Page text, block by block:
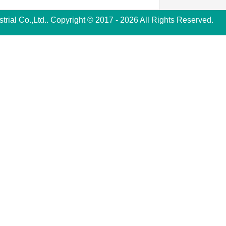
Co.,Ltd.. Copyright © 2017 - 2026 All Rights Reserved.